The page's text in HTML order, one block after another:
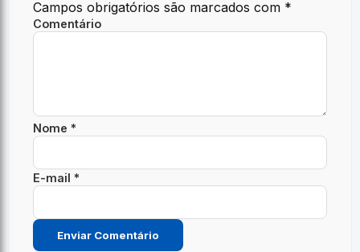
Campos obrigatórios são marcados com *
Comentário
Nome *
E-mail *